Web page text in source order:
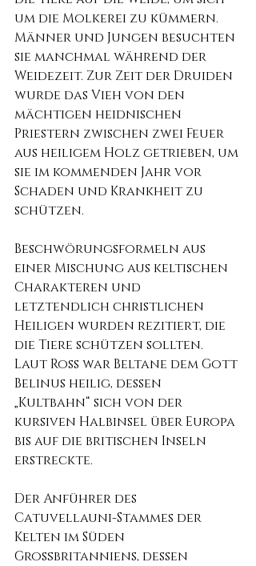
um die Molkerei zu kümmern.
Männer und Jungen besuchten
sie manchmal während der
Weidezeit. Zur Zeit der Druiden
wurde das Vieh von den
mächtigen heidnischen
Priestern zwischen zwei Feuer
aus heiligem Holz getrieben, um
sie im kommenden Jahr vor
Schaden und Krankheit zu
schützen.
Beschwörungsformeln aus
einer Mischung aus keltischen
Charakteren und
letztendlich christlichen
Heiligen wurden rezitiert, die
die Tiere schützen sollten.
Laut Ross war Beltane dem Gott
Belinus heilig, dessen
„Kultbahn“ sich von der
kursiven Halbinsel über Europa
bis auf die britischen Inseln
erstreckte.
Der Anführer des
Catuvellauni-Stammes der
Kelten im Süden
Großbritanniens, dessen